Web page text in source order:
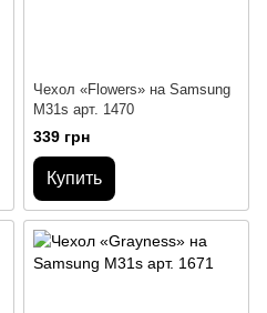
Чехол «Flowers» на Samsung
M31s арт. 1470
339 грн
Купить